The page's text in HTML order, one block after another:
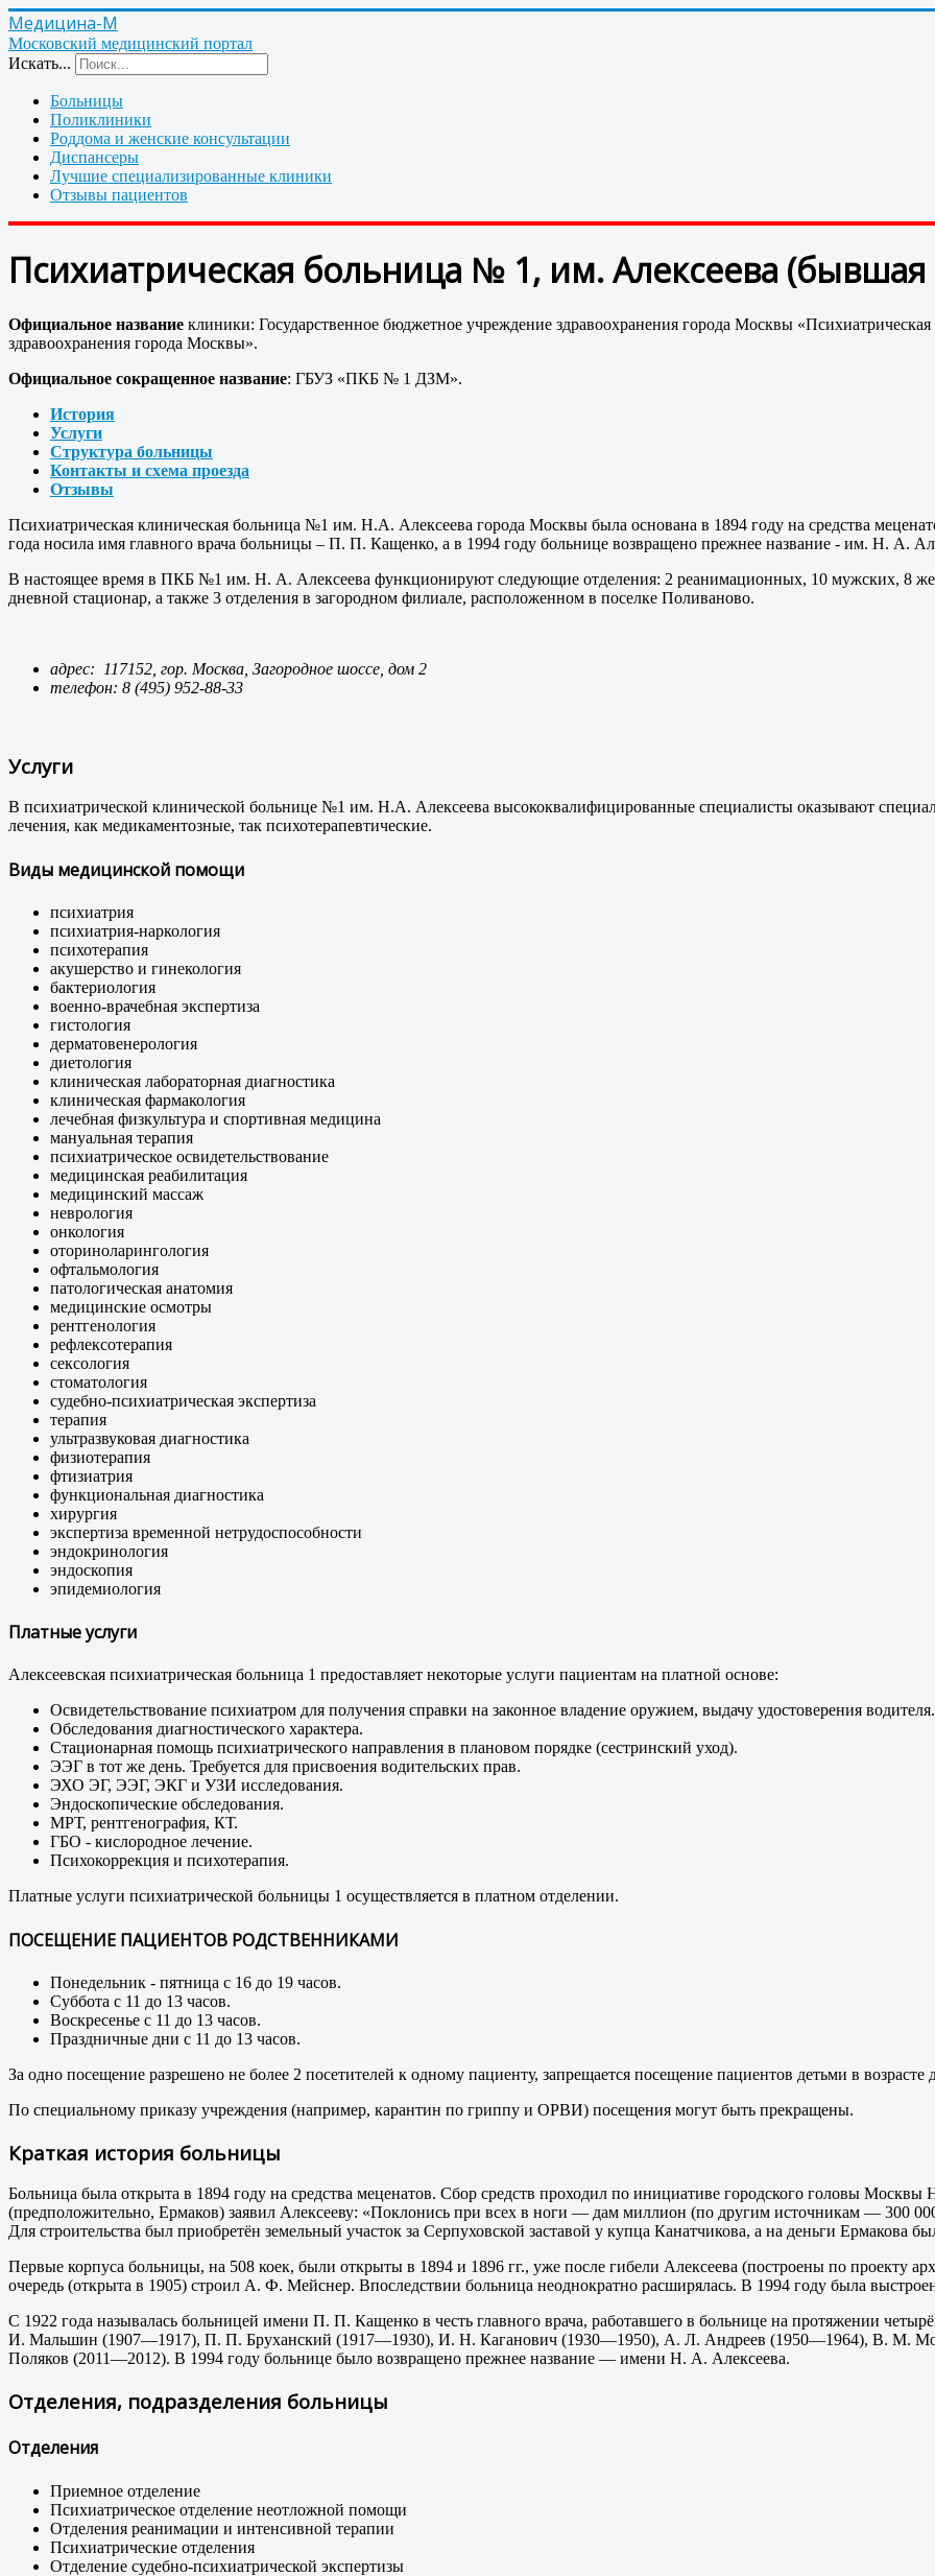
Медицина-М
Московский медицинский портал
Искать...
Больницы
Поликлиники
Роддома и женские консультации
Диспансеры
Лучшие специализированные клиники
Отзывы пациентов
Психиатрическая больница № 1, им. Алексеева
Официальное название клиники: Государственное бюджетное учреждение здравоохранения города Москвы
здравоохранения города Москвы».
Официальное сокращенное название: ГБУЗ «ПКБ № 1 ДЗМ».
История
Услуги
Структура больницы
Контакты и схема проезда
Отзывы
Психиатрическая клиническая больница №1 им. Н.А. Алексеева города Москвы была основана в 1894 году на средства
года носила имя главного врача больницы – П. П. Кащенко, а в 1994 году больнице возвращено прежнее название - им. Н. А.
В настоящее время в ПКБ №1 им. Н. А. Алексеева функционируют следующие отделения: 2 реанимационных, 10 мужских, 8
дневной стационар, а также 3 отделения в загородном филиале, расположенном в поселке Поливаново.
адрес: 117152, гор. Москва, Загородное шоссе, дом 2
телефон: 8 (495) 952-88-33
Услуги
В психиатрической клинической больнице №1 им. Н.А. Алексеева высококвалифицированные специалисты оказывают
лечения, как медикаментозные, так психотерапевтические.
Виды медицинской помощи
психиатрия
психиатрия-наркология
психотерапия
акушерство и гинекология
бактериология
военно-врачебная экспертиза
гистология
дерматовенерология
диетология
клиническая лабораторная диагностика
клиническая фармакология
лечебная физкультура и спортивная медицина
мануальная терапия
психиатрическое освидетельствование
медицинская реабилитация
медицинский массаж
неврология
онкология
оториноларингология
офтальмология
патологическая анатомия
медицинские осмотры
рентгенология
рефлексотерапия
сексология
стоматология
судебно-психиатрическая экспертиза
терапия
ультразвуковая диагностика
физиотерапия
фтизиатрия
функциональная диагностика
хирургия
экспертиза временной нетрудоспособности
эндокринология
эндоскопия
эпидемиология
Платные услуги
Алексеевская психиатрическая больница 1 предоставляет некоторые услуги пациентам на платной основе:
Освидетельствование психиатром для получения справки на законное владение оружием, выдачу удостоверения водителя.
Обследования диагностического характера.
Стационарная помощь психиатрического направления в плановом порядке (сестринский уход).
ЭЭГ в тот же день. Требуется для присвоения водительских прав.
ЭХО ЭГ, ЭЭГ, ЭКГ и УЗИ исследования.
Эндоскопические обследования.
МРТ, рентгенография, КТ.
ГБО - кислородное лечение.
Психокоррекция и психотерапия.
Платные услуги психиатрической больницы 1 осуществляется в платном отделении.
ПОСЕЩЕНИЕ ПАЦИЕНТОВ РОДСТВЕННИКАМИ
Понедельник - пятница с 16 до 19 часов.
Суббота с 11 до 13 часов.
Воскресенье с 11 до 13 часов.
Праздничные дни с 11 до 13 часов.
За одно посещение разрешено не более 2 посетителей к одному пациенту, запрещается посещение пациентов детьми в возрасте
По специальному приказу учреждения (например, карантин по гриппу и ОРВИ) посещения могут быть прекращены.
Краткая история больницы
Больница была открыта в 1894 году на средства меценатов. Сбор средств проходил по инициативе городского головы
(предположительно, Ермаков) заявил Алексееву: «Поклонись при всех в ноги — дам миллион (по другим источникам — 300
Для строительства был приобретён земельный участок за Серпуховской заставой у купца Канатчикова, а на деньги Ермакова
Первые корпуса больницы, на 508 коек, были открыты в 1894 и 1896 гг., уже после гибели Алексеева (построены по проекту
очередь (открыта в 1905) строил А. Ф. Мейснер. Впоследствии больница неоднократно расширялась. В 1994 году была
С 1922 года называлась больницей имени П. П. Кащенко в честь главного врача, работавшего в больнице на протяжении
И. Мальшин (1907—1917), П. П. Бруханский (1917—1930), И. Н. Каганович (1930—1950), А. Л. Андреев (1950—1964), В. М.
Поляков (2011—2012). В 1994 году больнице было возвращено прежнее название — имени Н. А. Алексеева.
Отделения, подразделения больницы
Отделения
Приемное отделение
Психиатрическое отделение неотложной помощи
Отделения реанимации и интенсивной терапии
Психиатрические отделения
Отделение судебно-психиатрической экспертизы